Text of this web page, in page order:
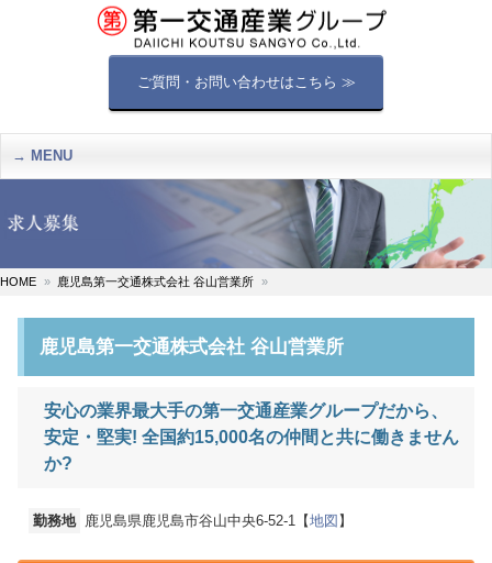
ご質問・お問い合わせはこちら ≫
MENU
HOME 鹿児島第一交通株式会社 谷山営業所
鹿児島第一交通株式会社 谷山営業所
安心の業界最大手の第一交通産業グループだから、
安定・堅実! 全国約15,000名の仲間と共に働きません
か?
勤務地 鹿児島県鹿児島市谷山中央6-52-1【地図】